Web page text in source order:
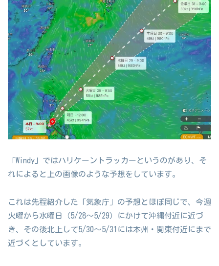
「Windy」ではハリケーントラッカーというのがあり、そ
れによると上の画像のような予想をしています。
これは先程紹介した「気象庁」の予想とほぼ同じで、今週
火曜から水曜日（5/28〜5/29）にかけて沖縄付近に近づ
き、その後北上して5/30〜5/31には本州・関東付近にまで
近づくとしています。